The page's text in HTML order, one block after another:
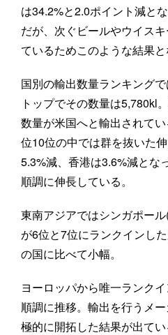
は34.2%と2.0ポイント減と
だが、次ぐビールやウイス
ているためこのような結果と
国別の輸出数量ランキング
トップでその数量は5,780kl
数量が米国へと輸出されて
位10位の中では群を抜いた
5.3%減、香港は3.6%減とな
順調に伸長している。
東南アジアではシンガポー
が6位と7位にランクインし
の国に比べて小幅。
ヨーロッパから唯一ランク
順調に推移。輸出を行うメ
極的に開拓した結果が出て